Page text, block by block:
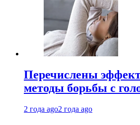
Перечислены
методы борьбы с
2 года ago2 года ago